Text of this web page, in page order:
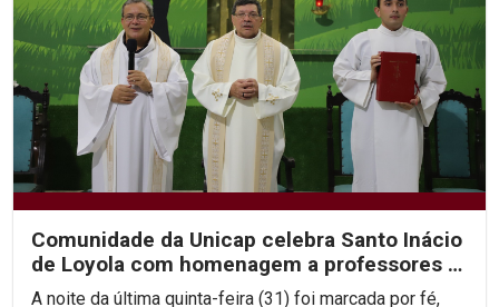
Comunidade da Unicap celebra Santo Inácio
de Loyola com homenagem a professores e
jesuítas
A noite da última quinta-feira (31) foi marcada por fé,